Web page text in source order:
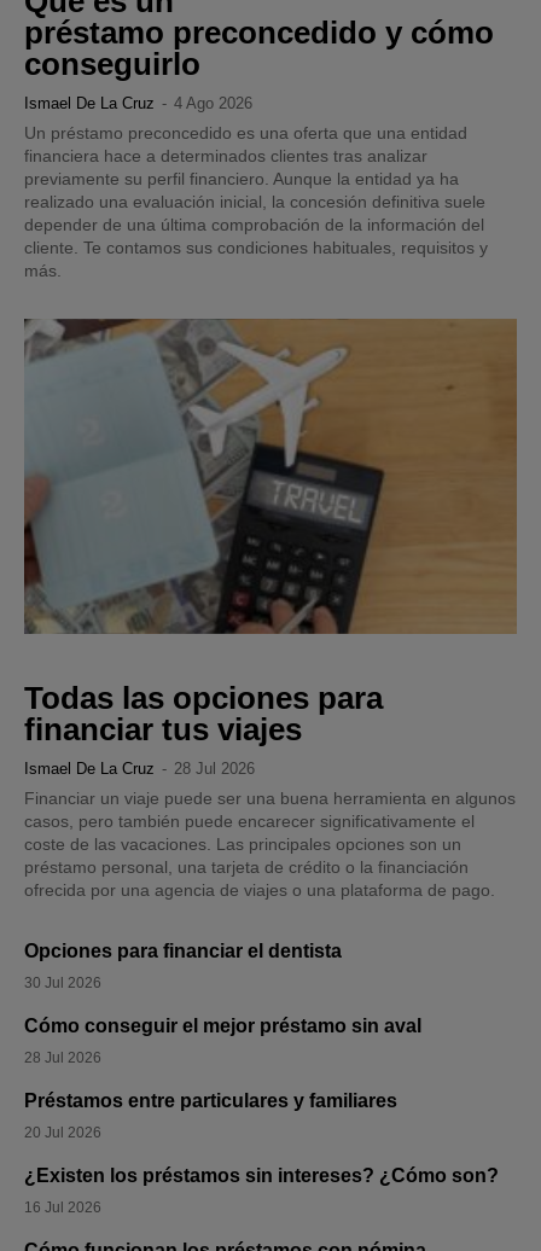
préstamo preconcedido y cómo
conseguirlo
Ismael De La Cruz - 4 Ago 2026
Un préstamo preconcedido es una oferta que una entidad
financiera hace a determinados clientes tras analizar
previamente su perfil financiero. Aunque la entidad ya ha
realizado una evaluación inicial, la concesión definitiva suele
depender de una última comprobación de la información del
cliente. Te contamos sus condiciones habituales, requisitos y
más.
Todas las opciones para
financiar tus viajes
Ismael De La Cruz - 28 Jul 2026
Financiar un viaje puede ser una buena herramienta en algunos
casos, pero también puede encarecer significativamente el
coste de las vacaciones. Las principales opciones son un
préstamo personal, una tarjeta de crédito o la financiación
ofrecida por una agencia de viajes o una plataforma de pago.
Opciones para financiar el dentista
30 Jul 2026
Cómo conseguir el mejor préstamo sin aval
28 Jul 2026
Préstamos entre particulares y familiares
20 Jul 2026
¿Existen los préstamos sin intereses? ¿Cómo son?
16 Jul 2026